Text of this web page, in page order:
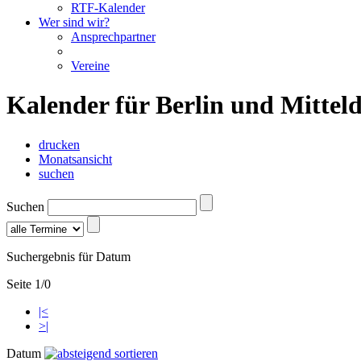
RTF-Kalender
Wer sind wir?
Ansprechpartner
Vereine
Kalender für Berlin und
drucken
Monatsansicht
suchen
Suchen
Suchergebnis für Datum
Seite 1/0
|<
>|
Datum